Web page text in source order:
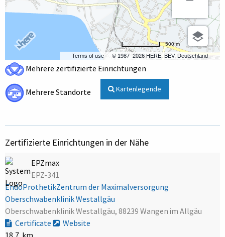
Terms of use © 1987–2026 HERE, BEV, Deutschland
500 m
Mehrere zertifizierte Einrichtungen
Mehrere Standorte Kartenlegende
Zertifizierte Einrichtungen in der Nähe
EPZmax
EPZ-341
EndoProthetikZentrum der Maximalversorgung
Oberschwabenklinik Westallgäu
Oberschwabenklinik Westallgäu, 88239 Wangen im Allgäu
Certificate
Website
18,7 km